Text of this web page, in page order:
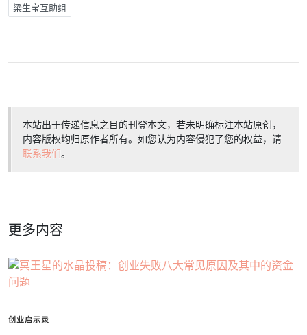
梁生宝互助组
本站出于传递信息之目的刊登本文，若未明确标注本站原创，
内容版权均归原作者所有。如您认为内容侵犯了您的权益，请
联系我们。
更多内容
创业启示录